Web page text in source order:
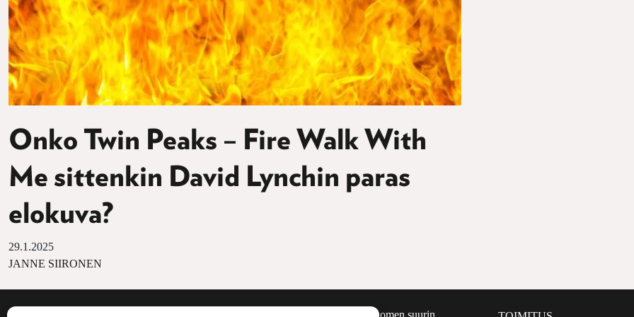
Onko Twin Peaks – Fire Walk With
Me sittenkin David Lynchin paras
elokuva?
29.1.2025
JANNE SIIRONEN